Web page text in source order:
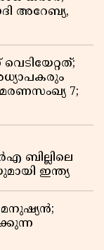
അറേബ്യ,
മരണസംഖ്യ 7;
ബില്ലിലെ
ഇന്ത്യ
മനുഷ്യൻ;